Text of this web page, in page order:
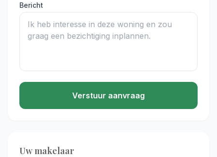
Bericht
Verstuur aanvraag
Uw makelaar